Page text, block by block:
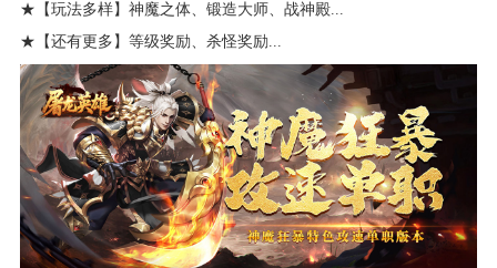
★【玩法多样】神魔之体、锻造大师、战神殿...
★【还有更多】等级奖励、杀怪奖励...